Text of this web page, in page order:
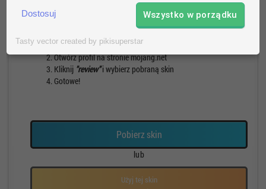
Dostosuj Wszystko w porządku
Tasty vector created by pikisuperstar
Jak zainstalować skin?
Pobierz skin
Otwórz profil na stronie mojang.net
Kliknij "review"i wybierz pobraną skin
Gotowe!
Pobierz skin
lub
Użyj tej skin